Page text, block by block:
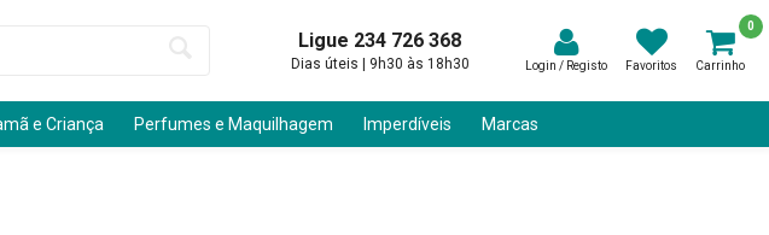
Ligue 234 726 368
Dias úteis | 9h30 às 18h30 Login / Registo Favoritos Carrinho
0
e Criança Perfumes e Maquilhagem Imperdíveis Marcas